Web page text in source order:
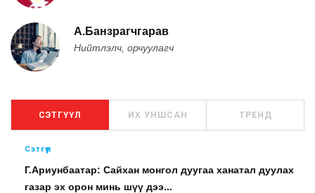
А.Банзрагчгарав
Нийтлэлч, орчуулагч
СЭТГҮҮЛ ИХ УНШСАН ТРЕНД
Сэтгүүл
Г.Ариунбаатар: Сайхан монгол дуугаа ханатал дуулах
газар эх орон минь шүү дээ...